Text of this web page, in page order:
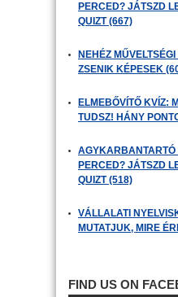
PERCED? JÁTSZD
QUIZT (667)
NEHÉZ
ZSENIK KÉPESEK
ELMEBŐVÍTŐ KVÍZ:
TUDSZ! HÁNY
AGYKARBANTARTÓ
PERCED? JÁTSZD
QUIZT (518)
VÁLLALATI
MUTATJUK, MIRE
FIND US ON